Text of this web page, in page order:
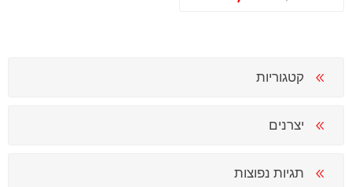
קטגוריות
יצרנים
תגיות נפוצות